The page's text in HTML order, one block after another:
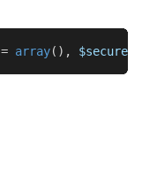
= array( ) , $secure